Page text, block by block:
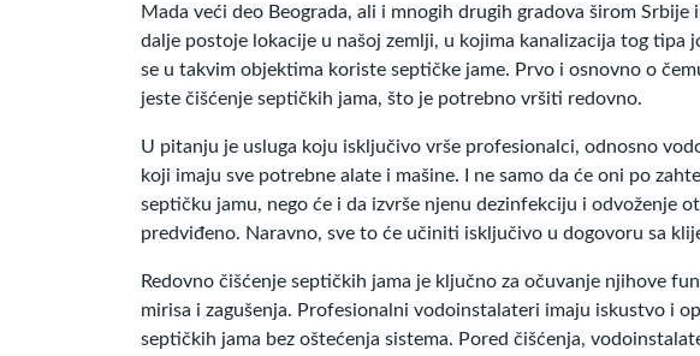
Mada veći deo Beograda, ali i mnogih drugih gradova širom Srbije
dalje postoje lokacije u našoj zemlji, u kojima kanalizacija tog tipa
se u takvim objektima koriste septičke jame. Prvo i osnovno o
jeste čišćenje septičkih jama, što je potrebno vršiti redovno.
U pitanju je usluga koju isključivo vrše profesionalci, odnosno
koji imaju sve potrebne alate i mašine. I ne samo da će oni po
septičku jamu, nego će i da izvrše njenu dezinfekciju i odvoženje
predviđeno. Naravno, sve to će učiniti isključivo u dogovoru sa
Redovno čišćenje septičkih jama je ključno za očuvanje njihove
mirisa i zagušenja. Profesionalni vodoinstalateri imaju iskustvo i
septičkih jama bez oštećenja sistema. Pored čišćenja,